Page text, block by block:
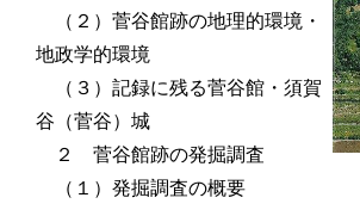
（２）菅谷館跡の地理的環境・
地政学的環境
（３）記録に残る菅谷館・須賀
谷（菅谷）城
２ 菅谷館跡の発掘調査
（１）発掘調査の概要